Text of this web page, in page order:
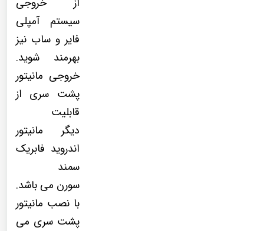
سیستم آمپلی
فایر و ساب نیز
بهرمند شوید.
خروجی مانیتور
پشت سری از
قابلیت
دیگر مانیتور
اندروید فابریک
سمند
سورن می باشد.
با نصب مانیتور
پشت سری می